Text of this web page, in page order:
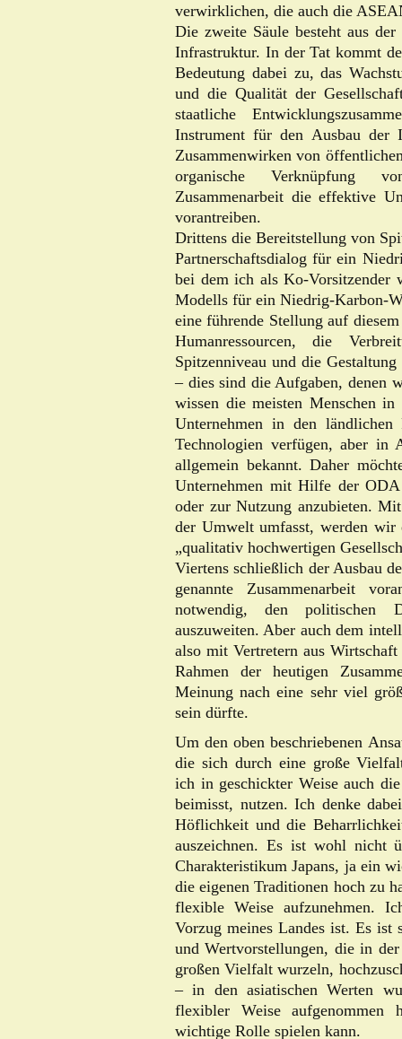
verwirklichen, die auch die
Die zweite Säule besteht aus
Infrastruktur. In der Tat kommt
Bedeutung dabei zu, das
und die Qualität der
staatliche
Instrument für den Ausbau der
Zusammenwirken von
organische Verknüpfung
Zusammenarbeit die effektive
vorantreiben.
Drittens die Bereitstellung von
Partnerschaftsdialog für ein
bei dem ich als Ko-Vorsitzender
Modells für ein Niedrig-Karbon-
eine führende Stellung auf
Humanressourcen, die
Spitzenniveau und die
– dies sind die Aufgaben, denen
wissen die meisten Menschen
Unternehmen in den ländlichen
Technologien verfügen, aber in
allgemein bekannt. Daher
Unternehmen mit Hilfe der
oder zur Nutzung anzubieten.
der Umwelt umfasst, werden
„qualitativ hochwertigen
Viertens schließlich der Ausbau
genannte Zusammenarbeit
notwendig, den politischen
auszuweiten. Aber auch dem
also mit Vertretern aus
Rahmen der heutigen
Meinung nach eine sehr viel
sein dürfte.
Um den oben beschriebenen
die sich durch eine große
ich in geschickter Weise auch
beimisst, nutzen. Ich denke
Höflichkeit und die
auszeichnen. Es ist wohl nicht
Charakteristikum Japans, ja ein
die eigenen Traditionen hoch zu
flexible Weise aufzunehmen.
Vorzug meines Landes ist. Es
und Wertvorstellungen, die in
großen Vielfalt wurzeln,
– in den asiatischen Werten
flexibler Weise aufgenommen
wichtige Rolle spielen kann.